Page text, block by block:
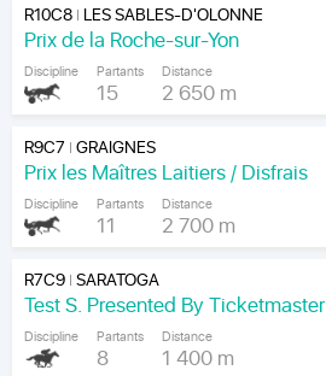
R10C8| LES SABLES-D'OLONNE
Prix de la Roche-sur-Yon
Discipline Partants
15
Distance
2 650 m
R9C7 |GRAIGNES
Prix les Maîtres Laitiers / Disfrais
Discipline Partants
11
Distance
2 700 m
R7C9|SARATOGA
Test S. Presented By Ticketmaster
Discipline Partants
8
Distance
1 400 m